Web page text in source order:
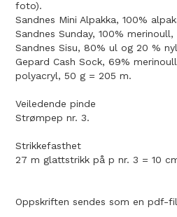
foto).
Sandnes Mini Alpakka, 100%
Sandnes Sunday, 100%
Sandnes Sisu, 80% ul og 20 %
Gepard Cash Sock, 69%
polyacryl, 50 g = 205 m.
Veiledende pinde
Strømpep nr. 3.
Strikkefasthet
27 m glattstrikk på p nr. 3 = 10
Oppskriften sendes som en pdf-